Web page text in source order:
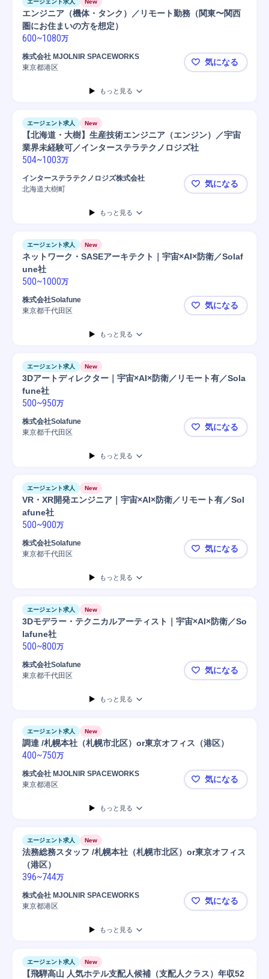
エージェント求人 New
エンジニア（機体・タンク）／リモート勤務（関東〜関西
圏にお住まいの方を想定）
600~1080万
株式会社 MJOLNIR SPACEWORKS
東京都港区
エンジニア
気になる
もっと見る
エージェント求人 New
【北海道・大樹】生産技術エンジニア（エンジン）／宇宙
業界未経験可／インターステラテクノロジズ社
504~1003万
インターステラテクノロジズ株式会社
北海道大樹町
【北海道・
気になる
もっと見る
エージェント求人 New
ネットワーク・SASEアーキテクト｜宇宙×AI×防衛／Solaf
une社
500~1000万
株式会社Solafune
東京都千代田区
ネットワー
気になる
もっと見る
エージェント求人 New
3Dアートディレクター｜宇宙×AI×防衛／リモート有／Sola
fune社
500~950万
株式会社Solafune
東京都千代田区
3Dアート
気になる
もっと見る
エージェント求人 New
VR・XR開発エンジニア｜宇宙×AI×防衛／リモート有／Sol
afune社
500~900万
株式会社Solafune
東京都千代田区
VR・XR開
気になる
もっと見る
エージェント求人 New
3Dモデラー・テクニカルアーティスト｜宇宙×AI×防衛／So
lafune社
500~800万
株式会社Solafune
東京都千代田区
3Dモデラ
気になる
もっと見る
エージェント求人 New
調達 /札幌本社（札幌市北区）or東京オフィス（港区）
400~750万
株式会社 MJOLNIR SPACEWORKS
東京都港区
調達 /札幌
気になる
もっと見る
エージェント求人 New
法務総務スタッフ /札幌本社（札幌市北区）or東京オフィス
（港区）
396~744万
株式会社 MJOLNIR SPACEWORKS
東京都港区
法務総務ス
気になる
もっと見る
エージェント求人 New
【飛騨高山 人気ホテル支配人候補（支配人クラス）年収52